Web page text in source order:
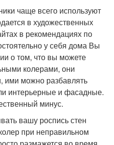
чаще всего используют
в художественных
в рекомендациях по
у себя дома Вы
о том, что вы можете
колерами, они
ими можно разбавлять
интерьерные и фасадные.
минус.
вашу роспись стен
при неправильном